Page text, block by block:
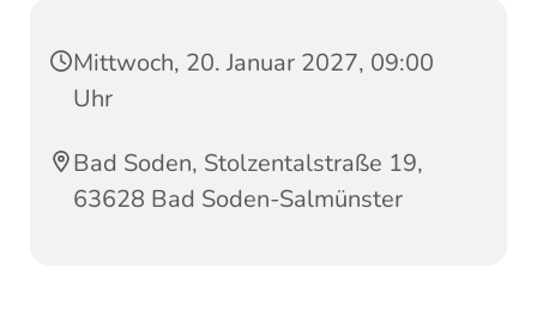
Mittwoch, 20. Januar 2027, 09:00
Uhr
Bad Soden, Stolzentalstraße 19,
63628 Bad Soden-Salmünster